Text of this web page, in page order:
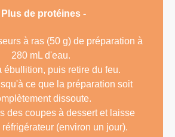
Plus de protéines -
à ras (50 g) de préparation à
280 mL d'eau.
ébullition, puis retire du feu.
ce que la préparation soit
dissoute.
des coupes à dessert et laisse
(environ un jour).